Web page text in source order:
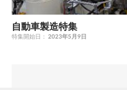
自動車製造特集
特集開始日： 2023年5月9日